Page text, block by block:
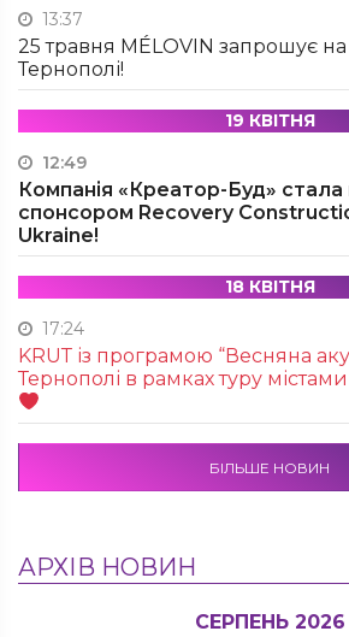
13:37
25 травня MÉLOVIN запрошує
Тернополі!
19 КВІТНЯ
12:49
Компанія «Креатор-Буд»
спонсором Recovery
Ukraine!
18 КВІТНЯ
17:24
KRUТ із програмою “Весняна
Тернополі в рамках туру
БІЛЬШЕ НОВИН
АРХІВ НОВИН
СЕРПЕНЬ 2026